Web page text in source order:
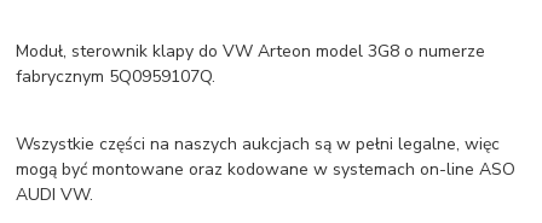
Moduł, sterownik klapy do VW Arteon model 3G8 o numerze
fabrycznym 5Q0959107Q.
Wszystkie części na naszych aukcjach są w pełni legalne, więc
mogą być montowane oraz kodowane w systemach on-line ASO
AUDI VW.